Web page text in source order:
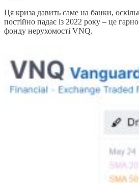
Ця криза давить саме на банки,
постійно падає із 2022 року – це
фонду нерухомості VNQ.